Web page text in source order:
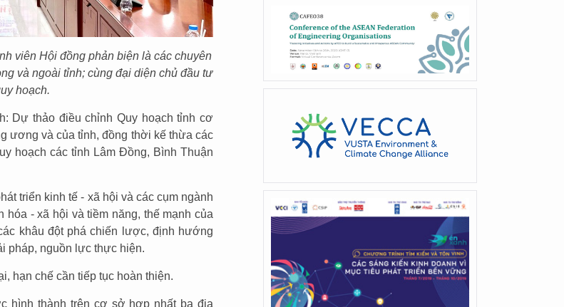
viên Hội đồng phản biện là các chuyên
và ngoài tỉnh; cùng đại diện chủ đầu tư
hoạch.
Dự thảo điều chỉnh Quy hoạch tỉnh cơ
ương và của tỉnh, đồng thời kế thừa các
hoạch các tỉnh Lâm Đồng, Bình Thuận
triển kinh tế - xã hội và các cụm ngành
- xã hội và tiềm năng, thế mạnh của
khâu đột phá chiến lược, định hướng
pháp, nguồn lực thực hiện.
hạn chế cần tiếp tục hoàn thiện.
hình thành trên cơ sở hợp nhất ba địa